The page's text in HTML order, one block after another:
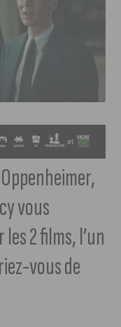
vous
2 films, l’un
vous de